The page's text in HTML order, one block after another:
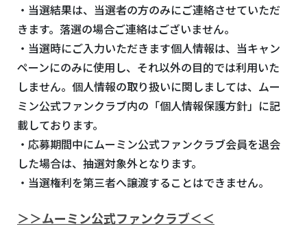
・当選結果は、当選者の方のみにご連絡させていただ
きます。落選の場合ご連絡はございません。
・当選時にご入力いただきます個人情報は、当キャン
ペーンにのみに使用し、それ以外の目的では利用いた
しません。個人情報の取り扱いに関しましては、ムー
ミン公式ファンクラブ内の「個人情報保護方針」に記
載しております。
・応募期間中にムーミン公式ファンクラブ会員を退会
した場合は、抽選対象外となります。
・当選権利を第三者へ譲渡することはできません。
＞＞ムーミン公式ファンクラブ＜＜